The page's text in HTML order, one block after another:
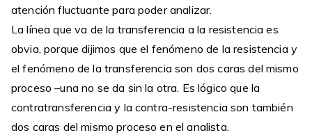
atención fluctuante para poder analizar.
La línea que va de la transferencia a la resistencia es
obvia, porque dijimos que el fenómeno de la resistencia y
el fenómeno de la transferencia son dos caras del mismo
proceso –una no se da sin la otra. Es lógico que la
contratransferencia y la contra-resistencia son también
dos caras del mismo proceso en el analista.